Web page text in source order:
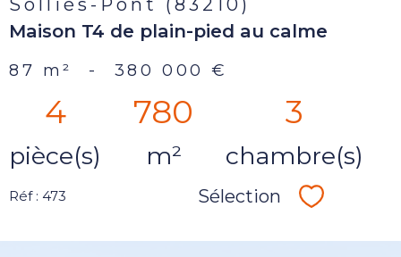
Maison T4 de plain-pied au calme
87 m² - 380 000 €
4
pièce(s)
780
m²
3
chambre(s)
Réf : 473 Sélection